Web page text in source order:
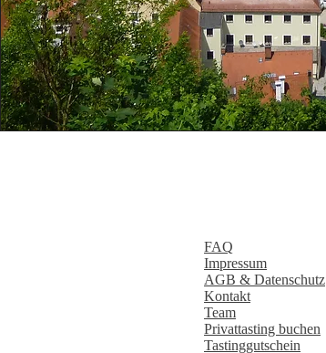
FAQ
Impressum
AGB & Datenschutz
Kontakt
Team
Privattasting buchen
Tastinggutschein